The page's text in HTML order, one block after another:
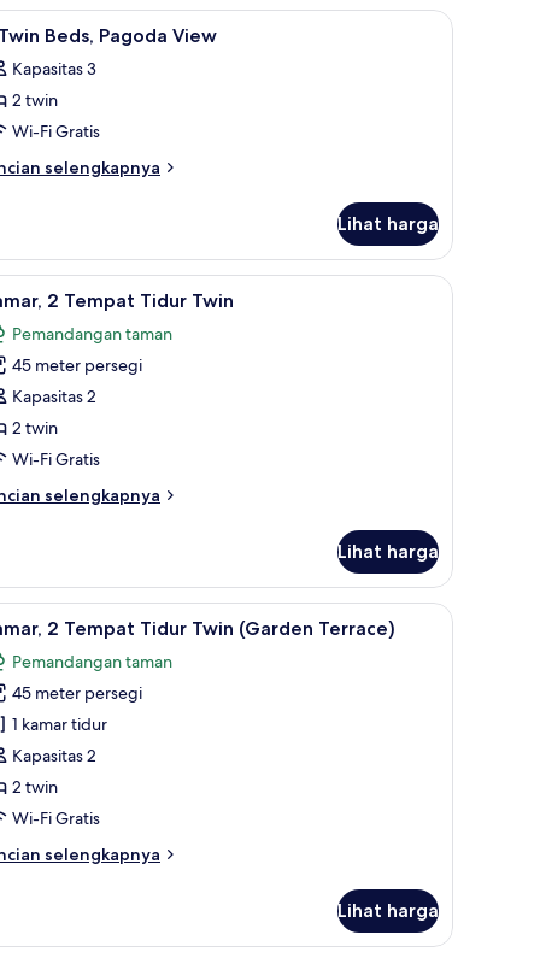
dan brankas Seprai premium, selimut bulu angsa, minibar,
1 Beds, Pagoda View
Kapasitas 3
2 twin
Wi-Fi Gratis
selengkapnya
Lihat harga
premium, selimut bulu angsa, minibar, dan brankas
Kamar, 2 Tempat Tidur Twin | Seprai
7 2 Tempat Tidur Twin
Pemandangan taman
45 meter persegi
Kapasitas 2
2 twin
Wi-Fi Gratis
selengkapnya
Lihat harga
| Seprai premium, selimut bulu angsa, minibar, dan brankas
Kamar, 2 Tempat Tidur Twin (Garden
7 2 Tempat Tidur Twin (Garden Terrace)
Pemandangan taman
45 meter persegi
1 kamar tidur
Kapasitas 2
2 twin
Wi-Fi Gratis
selengkapnya
Lihat harga